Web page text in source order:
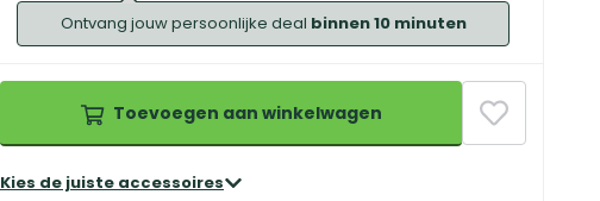
Ontvang jouw persoonlijke deal binnen 10 minuten
Toevoegen aan winkelwagen
Kies de juiste accessoires